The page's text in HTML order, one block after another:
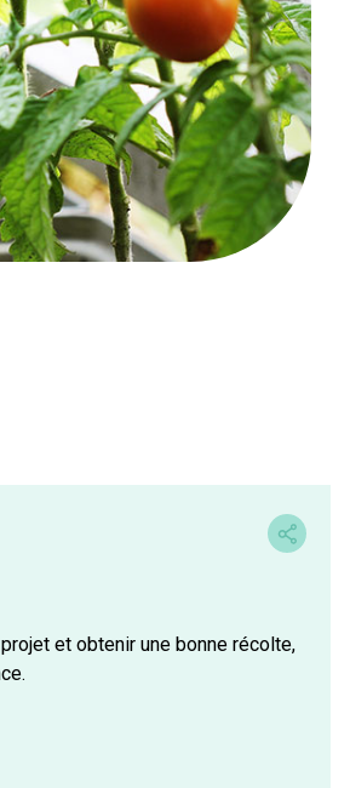
et obtenir une bonne récolte,